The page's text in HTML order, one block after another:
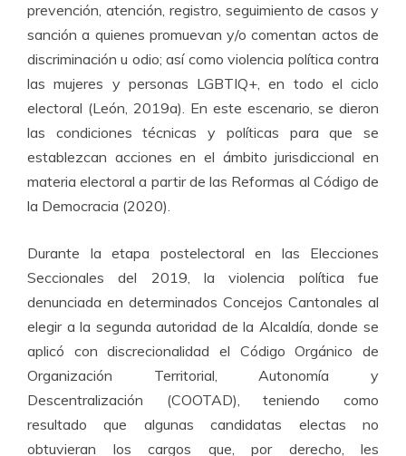
prevención, atención, registro, seguimiento de casos y
sanción a quienes promuevan y/o comentan actos de
discriminación u odio; así como violencia política contra
las mujeres y personas LGBTIQ+, en todo el ciclo
electoral (León, 2019a). En este escenario, se dieron
las condiciones técnicas y políticas para que se
establezcan acciones en el ámbito jurisdiccional en
materia electoral a partir de las Reformas al Código de
la Democracia (2020).
Durante la etapa postelectoral en las Elecciones
Seccionales del 2019, la violencia política fue
denunciada en determinados Concejos Cantonales al
elegir a la segunda autoridad de la Alcaldía, donde se
aplicó con discrecionalidad el Código Orgánico de
Organización Territorial, Autonomía y
Descentralización (COOTAD), teniendo como
resultado que algunas candidatas electas no
obtuvieran los cargos que, por derecho, les